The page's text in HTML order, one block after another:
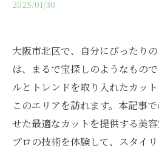
2025/01/30
大阪市北区で、自分にぴったり
は、まるで宝探しのようなもの
ルとトレンドを取り入れたカッ
このエリアを訪れます。本記事
せた最適なカットを提供する美容
プロの技術を体験して、スタイ